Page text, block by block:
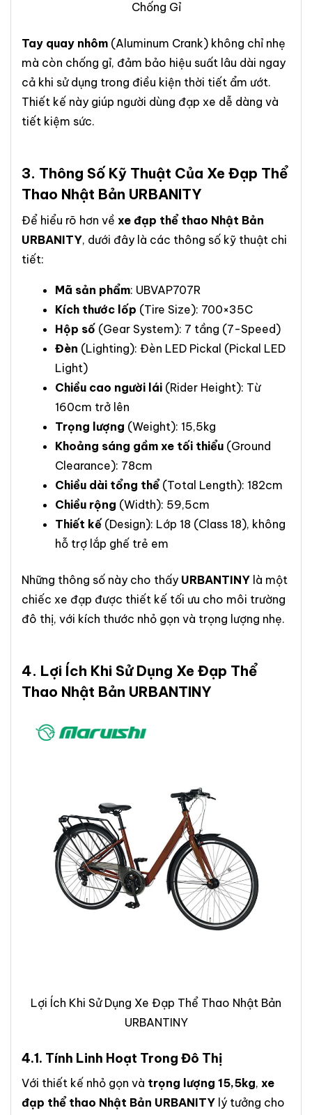
Chống Gỉ
Tay quay nhôm (Aluminum Crank) không chỉ nhẹ
mà còn chống gỉ, đảm bảo hiệu suất lâu dài ngay
cả khi sử dụng trong điều kiện thời tiết ẩm ướt.
Thiết kế này giúp người dùng đạp xe dễ dàng và
tiết kiệm sức.
3. Thông Số Kỹ Thuật Của Xe Đạp Thể
Thao Nhật Bản URBANITY
Để hiểu rõ hơn về xe đạp thể thao Nhật Bản
URBANITY, dưới đây là các thông số kỹ thuật chi
tiết:
Mã sản phẩm: UBVAP707R
Kích thước lốp (Tire Size): 700×35C
Hộp số (Gear System): 7 tầng (7-Speed)
Đèn (Lighting): Đèn LED Pickal (Pickal LED
Light)
Chiều cao người lái (Rider Height): Từ
160cm trở lên
Trọng lượng (Weight): 15,5kg
Khoảng sáng gầm xe tối thiểu (Ground
Clearance): 78cm
Chiều dài tổng thể (Total Length): 182cm
Chiều rộng (Width): 59,5cm
Thiết kế (Design): Lớp 18 (Class 18), không
hỗ trợ lắp ghế trẻ em
Những thông số này cho thấy URBANTINY là một
chiếc xe đạp được thiết kế tối ưu cho môi trường
đô thị, với kích thước nhỏ gọn và trọng lượng nhẹ.
4. Lợi Ích Khi Sử Dụng Xe Đạp Thể
Thao Nhật Bản URBANTINY
Lợi Ích Khi Sử Dụng Xe Đạp Thể Thao Nhật Bản
URBANTINY
4.1. Tính Linh Hoạt Trong Đô Thị
Với thiết kế nhỏ gọn và trọng lượng 15,5kg, xe
đạp thể thao Nhật Bản URBANITY lý tưởng cho